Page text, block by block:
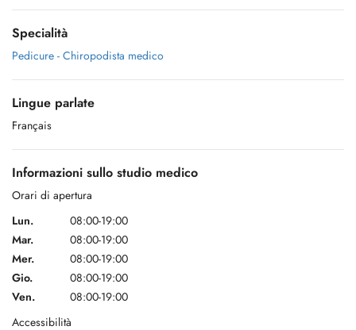
Specialità
Pedicure - Chiropodista medico
Lingue parlate
Français
Informazioni sullo studio medico
Orari di apertura
Lun.
08:00-19:00
Mar.
08:00-19:00
Mer.
08:00-19:00
Gio.
08:00-19:00
Ven.
08:00-19:00
Accessibilità